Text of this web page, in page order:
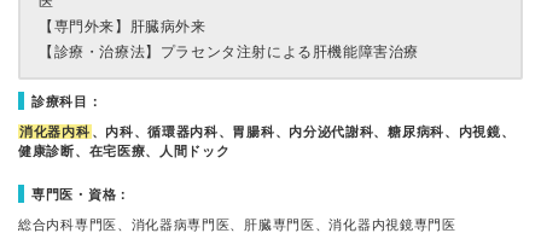
【専門外来】 肝臓病外来
【診療・治療法】 プラセンタ注射による肝機能障害治療
診療科目：
消化器内科 、内科、循環器内科、胃腸科、内分泌代謝科、糖尿病科、内視鏡、
健康診断、在宅医療、人間ドック
専門医・資格：
総合内科専門医、消化器病専門医、肝臓専門医、消化器内視鏡専門医